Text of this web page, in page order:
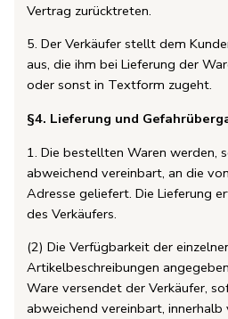
Vertrag zurücktreten.
5. Der Verkäufer stellt dem
aus, die ihm bei Lieferung der
oder sonst in Textform zugeht.
§4. Lieferung und
1. Die bestellten Waren werden,
abweichend vereinbart, an die
Adresse geliefert. Die Lieferung
des Verkäufers.
(2) Die Verfügbarkeit der
Artikelbeschreibungen
Ware versendet der Verkäufer,
abweichend vereinbart,